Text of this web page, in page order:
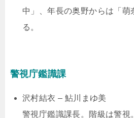
中」、年長の奥野からは「
る。
警視庁鑑識課
沢村結衣 – 鮎川まゆ美
警視庁鑑識課長。階級は警視